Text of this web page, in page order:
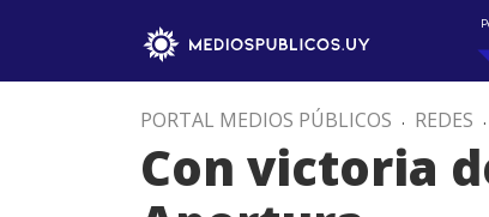
PORTAL MEDIOS PÚBLICOS . REDES .
Con victoria